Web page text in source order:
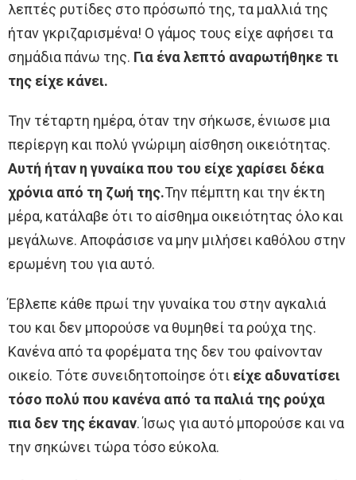
λεπτές ρυτίδες στο πρόσωπό της, τα μαλλιά της
ήταν γκριζαρισμένα! Ο γάμος τους είχε αφήσει τα
σημάδια πάνω της. Για ένα λεπτό αναρωτήθηκε τι
της είχε κάνει.
Την τέταρτη ημέρα, όταν την σήκωσε, ένιωσε μια
περίεργη και πολύ γνώριμη αίσθηση οικειότητας.
Αυτή ήταν η γυναίκα που του είχε χαρίσει δέκα
χρόνια από τη ζωή της.Την πέμπτη και την έκτη
μέρα, κατάλαβε ότι το αίσθημα οικειότητας όλο και
μεγάλωνε. Αποφάσισε να μην μιλήσει καθόλου στην
ερωμένη του για αυτό.
Έβλεπε κάθε πρωί την γυναίκα του στην αγκαλιά
του και δεν μπορούσε να θυμηθεί τα ρούχα της.
Κανένα από τα φορέματα της δεν του φαίνονταν
οικείο. Τότε συνειδητοποίησε ότι είχε αδυνατίσει
τόσο πολύ που κανένα από τα παλιά της ρούχα
πια δεν της έκαναν. Ίσως για αυτό μπορούσε και να
την σηκώνει τώρα τόσο εύκολα.